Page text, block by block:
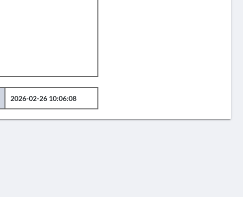
2026-02-26 10:06:08